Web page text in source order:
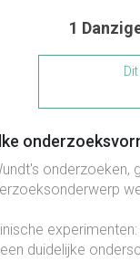
1
onderzoeken,
duidelijke